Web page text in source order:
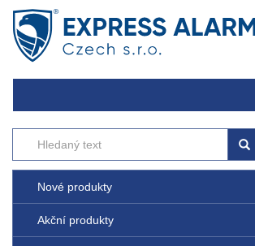
Nové produkty
Akční produkty